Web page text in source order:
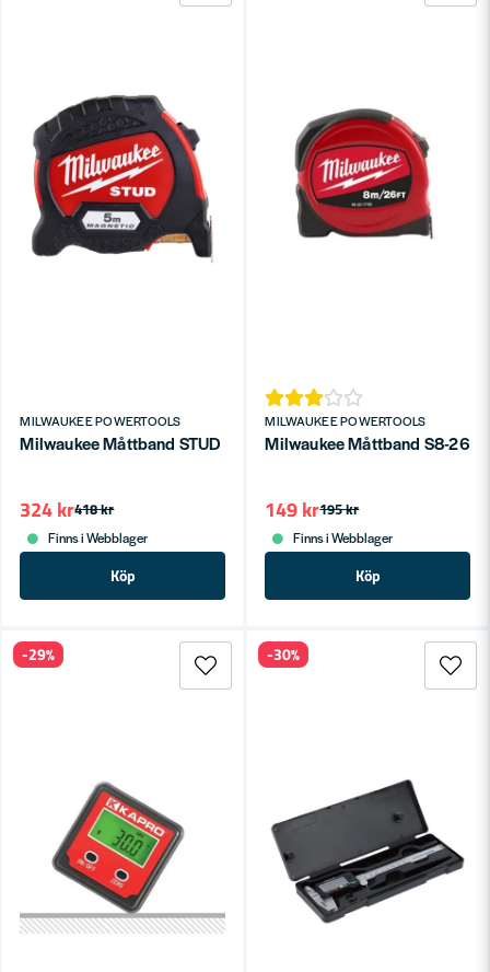
MILWAUKEE POWERTOOLS
Milwaukee Måttband STUD Gen2 5M
418 kr
324 kr
Finns i Webblager
Köp
MILWAUKEE POWERTOOLS
Milwaukee Måttband S8-26/
195 kr
149 kr
Finns i Webblager
Köp
-29% -30%